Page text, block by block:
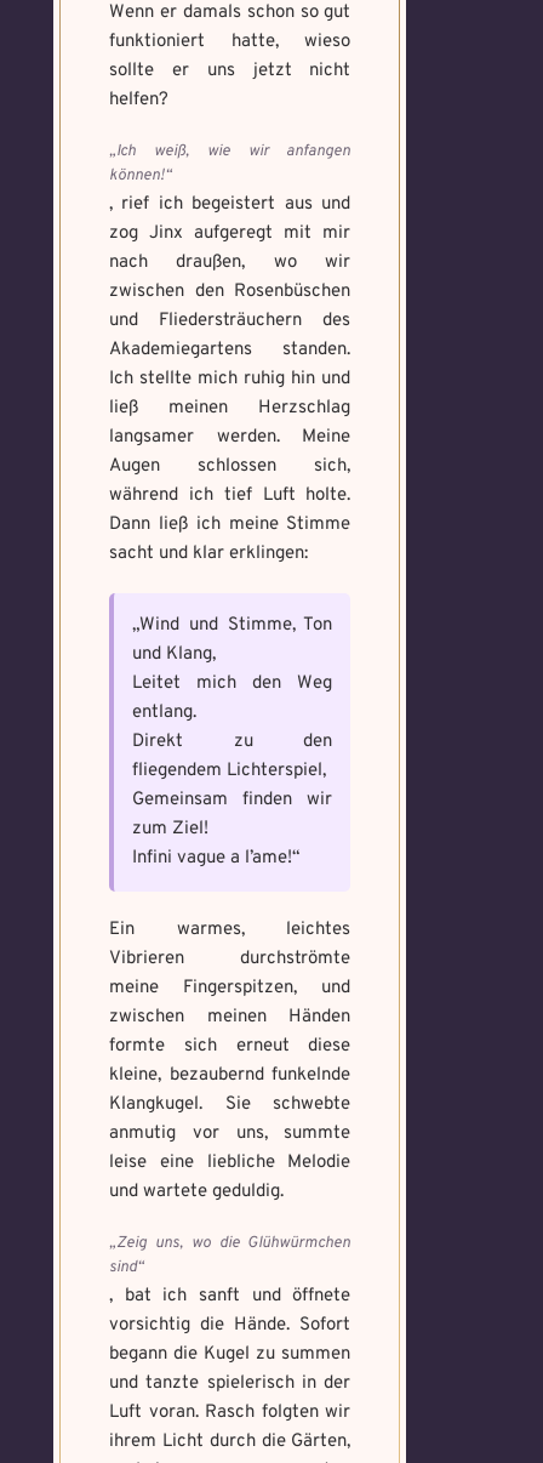
Wenn er damals schon so gut
funktioniert hatte, wieso
sollte er uns jetzt nicht
helfen?
„Ich weiß, wie wir anfangen
können!“
, rief ich begeistert aus und
zog Jinx aufgeregt mit mir
nach draußen, wo wir
zwischen den Rosenbüschen
und Fliedersträuchern des
Akademiegartens standen.
Ich stellte mich ruhig hin und
ließ meinen Herzschlag
langsamer werden. Meine
Augen schlossen sich,
während ich tief Luft holte.
Dann ließ ich meine Stimme
sacht und klar erklingen:
„Wind und Stimme, Ton
und Klang,
Leitet mich den Weg
entlang.
Direkt zu den
fliegendem Lichterspiel,
Gemeinsam finden wir
zum Ziel!
Infini vague a l’ame!“
Ein warmes, leichtes
Vibrieren durchströmte
meine Fingerspitzen, und
zwischen meinen Händen
formte sich erneut diese
kleine, bezaubernd funkelnde
Klangkugel. Sie schwebte
anmutig vor uns, summte
leise eine liebliche Melodie
und wartete geduldig.
„Zeig uns, wo die Glühwürmchen
sind“
, bat ich sanft und öffnete
vorsichtig die Hände. Sofort
begann die Kugel zu summen
und tanzte spielerisch in der
Luft voran. Rasch folgten wir
ihrem Licht durch die Gärten,